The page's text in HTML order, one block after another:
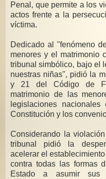
Penal, que permite a los violadores
actos frente a la
víctima.
Dedicado al "fenómeno
menores y el matrimonio
tribunal simbólico, bajo el
nuestras niñas", pidió la
y 21 del Código de
matrimonio de las
legislaciones
Constitución y los
Considerando la
tribunal pidió la
acelerar el
contra todas las formas
Estado a asumir sus